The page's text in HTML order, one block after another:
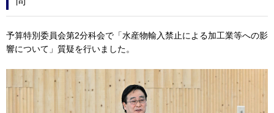
予算特別委員会第2分科会で「水産物輸入禁止による加工業等への影
響について」質疑を行いました。